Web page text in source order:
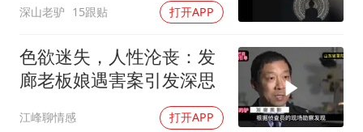
构建更高水平的全民健身公共服务体系
王艺迪2-4不敌张本美和止步4强
奋力开创中国式现代化建设新局面
深山老驴 15跟贴 打开APP
色欲迷失，人性沦丧：发
廊老板娘遇害案引发深思
江峰聊情感 打开APP